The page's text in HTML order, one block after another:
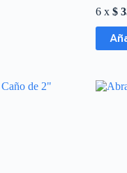
6 x $